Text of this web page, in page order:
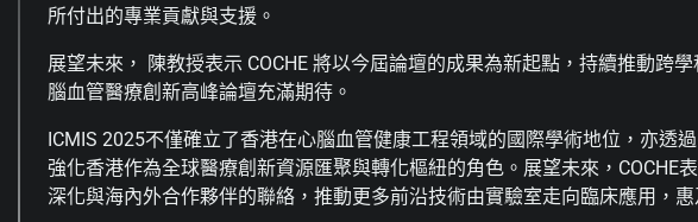
所付出的專業貢獻與支援。
展望未來， 陳教授表示 COCHE 將以今屆論壇的成果為新起點，持續推動跨
腦血管醫療創新高峰論壇充滿期待。
ICMIS 2025不僅確立了香港在心腦血管健康工程領域的國際學術地位，亦透
強化香港作為全球醫療創新資源匯聚與轉化樞紐的角色。展望未來，COCHE
深化與海內外合作夥伴的聯絡，推動更多前沿技術由實驗室走向臨床應用，